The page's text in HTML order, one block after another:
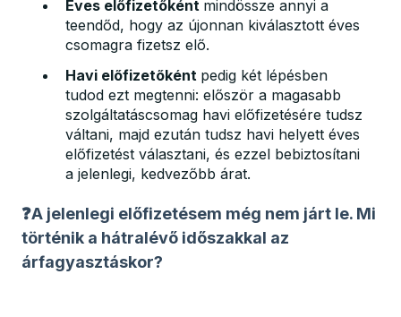
Éves előfizetőként mindössze annyi a
teendőd, hogy az újonnan kiválasztott éves
csomagra fizetsz elő.
Havi előfizetőként pedig két lépésben
tudod ezt megtenni: először a magasabb
szolgáltatáscsomag havi előfizetésére tudsz
váltani, majd ezután tudsz havi helyett éves
előfizetést választani, és ezzel bebiztosítani
a jelenlegi, kedvezőbb árat.
❓A jelenlegi előfizetésem még nem járt le. Mi
történik a hátralévő időszakkal az
árfagyasztáskor?